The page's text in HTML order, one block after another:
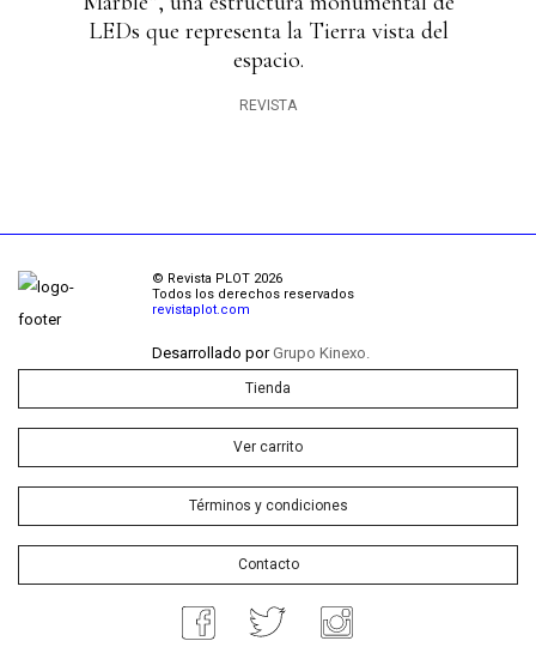
LEDs que representa la Tierra vista del
espacio.
REVISTA
© Revista PLOT 2026
Todos los derechos reservados
revistaplot.com
Desarrollado porGrupo Kinexo.
Tienda
Ver carrito
Términos y condiciones
Contacto